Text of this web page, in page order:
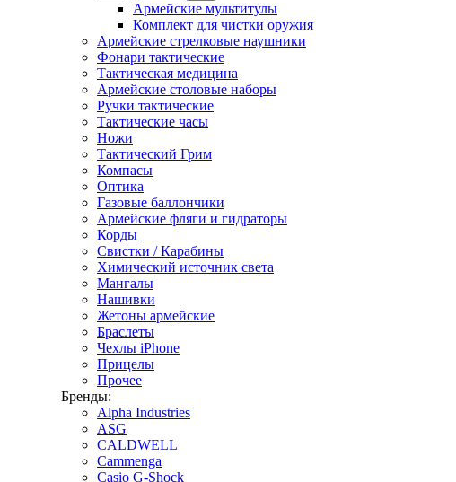
Армейские мультитулы
Комплект для чистки оружия
Армейские стрелковые наушники
Фонари тактические
Тактическая медицина
Армейские столовые наборы
Ручки тактические
Тактические часы
Ножи
Тактический Грим
Компасы
Оптика
Газовые баллончики
Армейские фляги и гидраторы
Корды
Свистки / Карабины
Химический источник света
Мангалы
Нашивки
Жетоны армейские
Браслеты
Чехлы iPhone
Прицелы
Прочее
Бренды:
Alpha Industries
ASG
CALDWELL
Cammenga
Casio G-Shock